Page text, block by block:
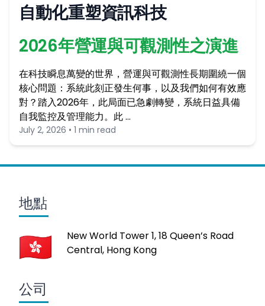
自動化重塑資訊科技
2026年營運與可觀測性之演進
在科技瞬息萬變的世界，營運與可觀測性長期圍繞一個
核心問題：系統此刻正發生何事，以及我們如何有效應
對？踏入2026年，此局面已急劇轉變，系統日益具備
自我監控及管理能力。此 …
July 2, 2026 • 1 min read
地點
New World Tower 1, 18 Queen’s Road
Central, Hong Kong
公司